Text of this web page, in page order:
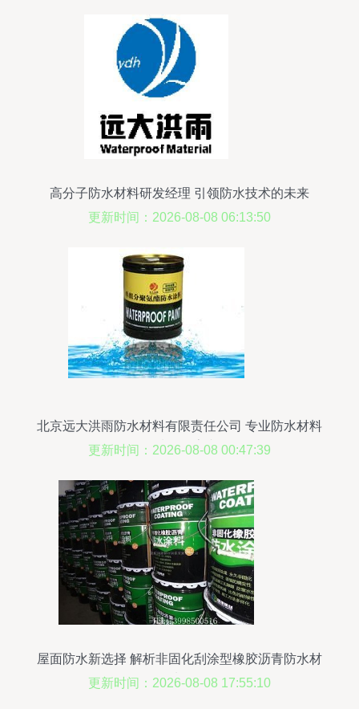
高分子防水材料研发经理 引领防水技术的未来
更新时间：2026-08-08 06:13:50
北京远大洪雨防水材料有限责任公司 专业防水材料
领域的探索者
更新时间：2026-08-08 00:47:39
屋面防水新选择 解析非固化刮涂型橡胶沥青防水材
料
更新时间：2026-08-08 17:55:10